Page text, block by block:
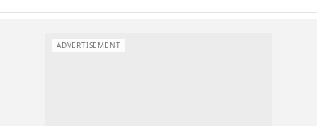
ADVERTISEMENT